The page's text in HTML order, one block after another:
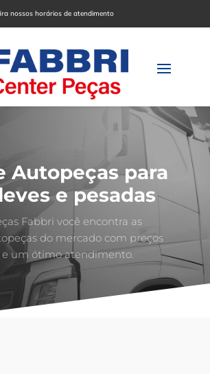
nossos horários de atendimento
Autopeças para
e pesadas
Fabbri você encontra as
do mercado com preços
um ótimo atendimento.